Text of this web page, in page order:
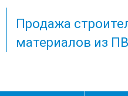
Продажа
материалов из